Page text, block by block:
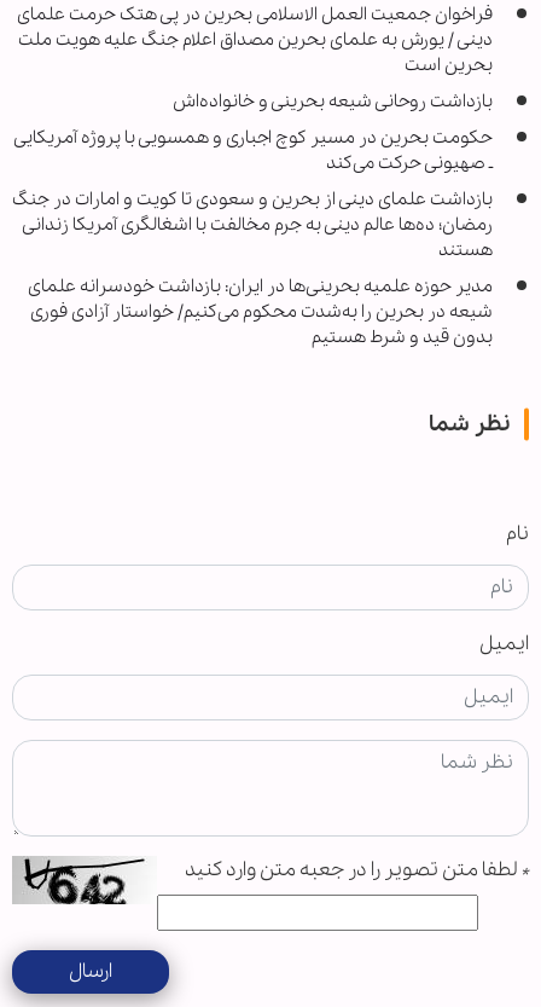
فراخوان جمعیت العمل الاسلامی بحرین در پی هتک حرمت علمای
دینی / یورش به علمای بحرین مصداق اعلام جنگ علیه هویت ملت
بحرین است
بازداشت روحانی شیعه بحرینی و خانواده‌اش
حکومت بحرین در مسیر کوچ اجباری و همسویی با پروژه آمریکایی
ـ صهیونی حرکت می‌کند
بازداشت علمای دینی از بحرین و سعودی تا کویت و امارات در جنگ
رمضان؛ ده‌ها عالم دینی به جرم مخالفت با اشغالگری آمریکا زندانی
هستند
مدیر حوزه علمیه بحرینی‌ها در ایران: بازداشت خودسرانه علمای
شیعه در بحرین را به‌شدت محکوم می‌کنیم/ خواستار آزادی فوری
بدون قید و شرط هستیم
نظر شما
نام
ایمیل
* لطفا متن تصویر را در جعبه متن وارد کنید
ارسال